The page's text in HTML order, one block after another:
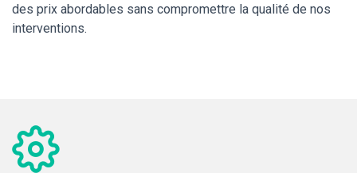
des prix abordables sans compromettre la qualité de nos
interventions.